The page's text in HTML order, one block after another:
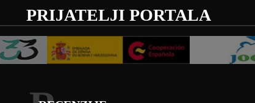
PRIJATELJI PORTALA